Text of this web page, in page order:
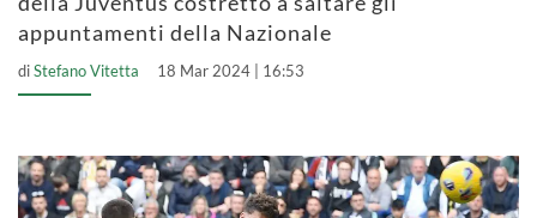
appuntamenti della Nazionale
diStefano Vitetta 18 Mar 2024 | 16:53